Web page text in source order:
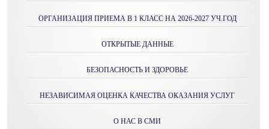
ОРГАНИЗАЦИЯ ПРИЕМА В 1 КЛАСС НА 2026-2027 УЧ.ГОД
ОТКРЫТЫЕ ДАННЫЕ
БЕЗОПАСНОСТЬ И ЗДОРОВЬЕ
НЕЗАВИСИМАЯ ОЦЕНКА КАЧЕСТВА ОКАЗАНИЯ УСЛУГ
О НАС В СМИ